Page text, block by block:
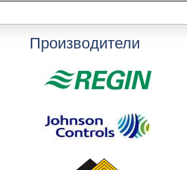
Производители